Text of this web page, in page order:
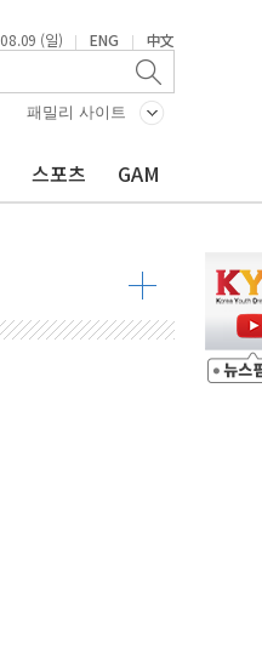
(일) | ENG | 中文
패밀리 사이트
스포츠 GAM
鄭 44.53%